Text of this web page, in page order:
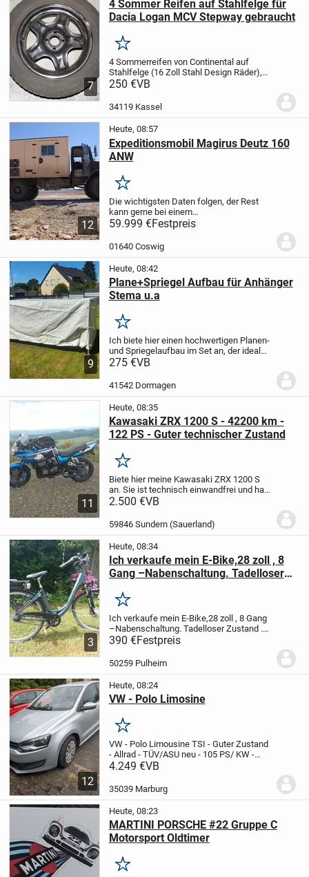
7
4 Sommer Reifen auf Stahlfelge für
Dacia Logan MCV Stepway gebraucht
Merken
4 Sommerreifen von Continental auf
Stahlfelge (16 Zoll Stahl Design Räder),
205/55 R16 91 H, für Dacia Logan MCV II
siehe Fotos.
250 €VB
34119 Kassel
12
Heute, 08:57
Expeditionsmobil Magirus Deutz 160
ANW
Merken
Die wichtigsten Daten folgen, der Rest
kann gerne bei einem
Besichtigungstermin besprochen und
angeschaut werden.
Kennzeichen!9 eingetragene
Sitzplätzestarke Achsen (15t
Version)Luftgeküh...
59.999 €Festpreis
01640 Coswig
9
Heute, 08:42
Plane+Spriegel Aufbau für Anhänger
Stema u.a
Merken
Ich biete hier einen hochwertigen Planen-
und Spriegelaufbau im Set an, der ideal
für Anhänger geeignet ist. Die Plane ist
Wasserzeichen, und kommt mit einer
275 €VB
41542 Dormagen
11
Heute, 08:35
Kawasaki ZRX 1200 S - 42200 km -
122 PS - Guter technischer Zustand
Merken
Biete hier meine Kawasaki ZRX 1200 S
an. Sie ist technisch einwandfrei und hat
mit 122 PS ordentlich Dampf.
07/2027Alle Papiere und Unterlagen der...
2.500 €VB
59846 Sundern (Sauerland)
3
Heute, 08:34
Ich verkaufe mein E-Bike,28 zoll , 8
Gang –Nabenschaltung. Tadelloser
Merken
Ich verkaufe mein E-Bike,28 zoll , 8 Gang
–Nabenschaltung. Tadelloser Zustand .
Akku und Ladegerät dabei.5 Stufen –
Geschwindigkeit.Es braucht nicht
getreten werden. Da es sich um ein
390 €Festpreis
50259 Pulheim
12
Heute, 08:24
VW - Polo Limosine
Merken
VW - Polo Limousine TSI - Guter Zustand
- Allrad - TÜV/ASU neu - 105 PS/ KW -
Radio - Klima uvm. Fahrbereit - 6 Gänge
einwandfrei - Nichtraucherfahrzeug und
4.249 €VB
35039 Marburg
Heute, 08:23
MARTINI PORSCHE #22 Gruppe C
Motorsport Oldtimer
Merken